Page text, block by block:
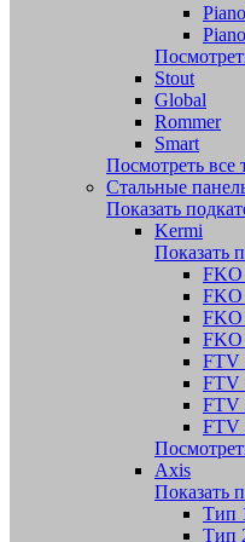
Stout
Global
Rommer
Smart
Посмотреть все
Стальные
Показать
Kermi
Показать
FKO
FKO
FKO
FKO
FTV
FTV
FTV
FTV
Axis
Показать
Тип
Тип